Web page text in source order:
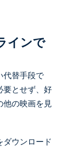
インで
代替手段で
要とせず、好
他の映画を見
ダウンロード